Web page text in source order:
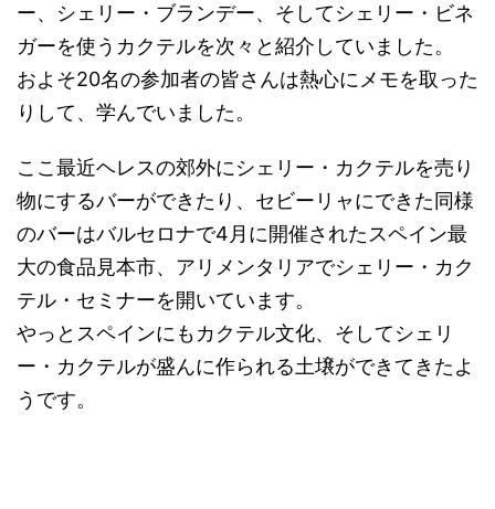
ー、シェリー・ブランデー、そしてシェリー・ビネ
ガーを使うカクテルを次々と紹介していました。
およそ20名の参加者の皆さんは熱心にメモを取った
りして、学んでいました。
ここ最近ヘレスの郊外にシェリー・カクテルを売り
物にするバーができたり、セビーリャにできた同様
のバーはバルセロナで4月に開催されたスペイン最
大の食品見本市、アリメンタリアでシェリー・カク
テル・セミナーを開いています。
やっとスペインにもカクテル文化、そしてシェリ
ー・カクテルが盛んに作られる土壌ができてきたよ
うです。